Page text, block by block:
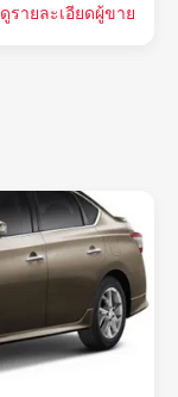
ดูรายละเอียดผู้ขาย